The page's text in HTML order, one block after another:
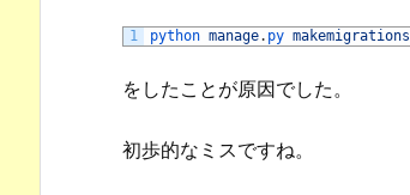
1 python manage. py makemigrations
をしたことが原因でした。
初歩的なミスですね。